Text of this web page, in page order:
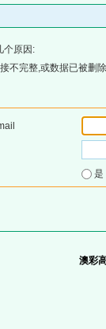
个原因:
不完整,或数据已被删
澳彩